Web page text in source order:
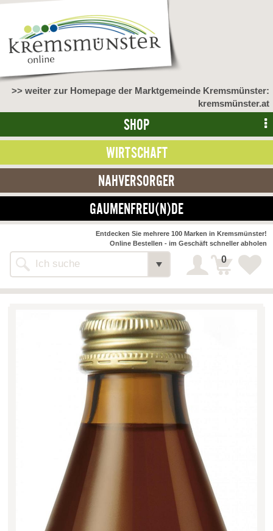
>> weiter zur Homepage der Marktgemeinde Kremsmünster:
kremsmünster.at
SHOP
WIRTSCHAFT
NAHVERSORGER
GAUMENFREU(N)DE
Alle Webseiten
Entdecken Sie mehrere 100 Marken in Kremsmünster!
Online Bestellen - im Geschäft schneller abholen
0
NAHVERSORGER
>> Bauernmarkt << Detail
Bäckerei-Konditorei-Café
Biohof Öllinger Detail
Fleischerei Hüthmayr Detail
Hofladen Hoffelner Detail
Kuglbauer - Familie Bischof
La Toscana Anita Wolf e.U. Detail
Söllradls Naturkostladen Detail
Stiftsgärtnerei
Weinkellerei Stift
Kremsmünster
Detail
Wildkraut